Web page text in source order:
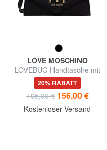
LOVE MOSCHINO
LOVEBUG Handtasche mit
Schulterriemen
20% RABATT
195,00 € 156,00 €
Kostenloser Versand